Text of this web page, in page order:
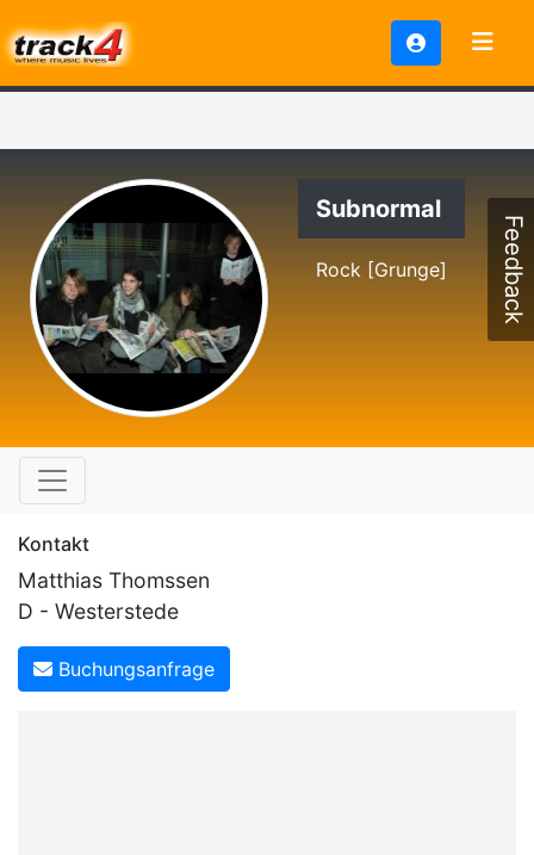
Subnormal
Rock [Grunge]
Kontakt
Matthias Thomssen
D - Westerstede
Buchungsanfrage
Feedback